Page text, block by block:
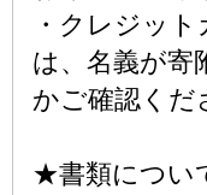
・クレジッ
は、名義が寄
かご確認くだ
★書類につい